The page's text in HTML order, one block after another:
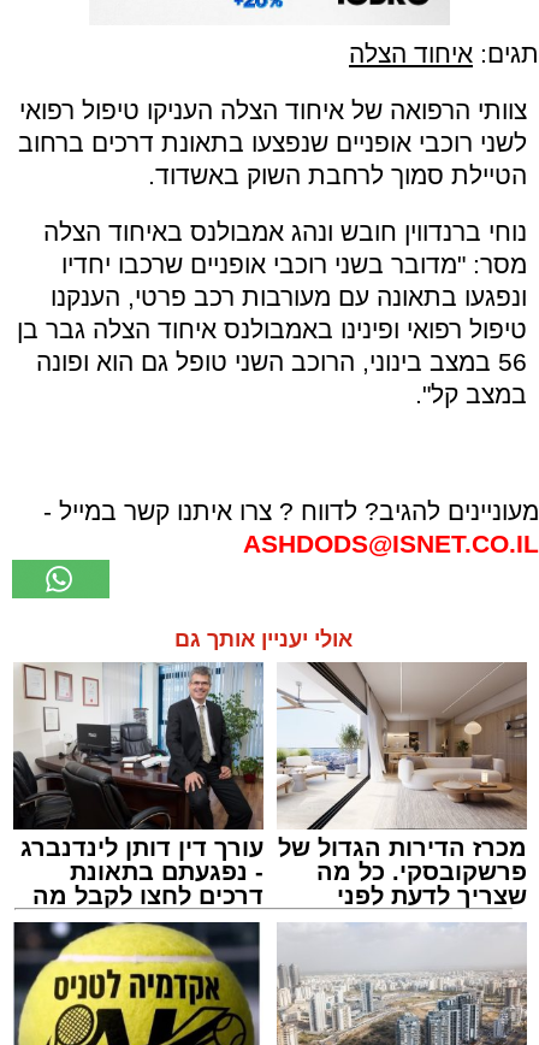
תגים: איחוד הצלה
צוותי הרפואה של איחוד הצלה העניקו טיפול רפואי
לשני רוכבי אופניים שנפצעו בתאונת דרכים ברחוב
הטיילת סמוך לרחבת השוק באשדוד.
נוחי ברנדווין חובש ונהג אמבולנס באיחוד הצלה
מסר: "מדובר בשני רוכבי אופניים שרכבו יחדיו
ונפגעו בתאונה עם מעורבות רכב פרטי, הענקנו
טיפול רפואי ופינינו באמבולנס איחוד הצלה גבר בן
56 במצב בינוני, הרוכב השני טופל גם הוא ופונה
במצב קל".
מעוניינים להגיב? לדווח ? צרו איתנו קשר במייל -
ASHDODS@ISNET.CO.IL
אולי יעניין אותך גם
מכרז הדירות הגדול של
פרשקובסקי. כל מה
שצריך לדעת לפני
שמגישים הצעה לדירה
עורך דין דותן לינדנברג
- נפגעתם בתאונת
דרכים לחצו לקבל מה
שמגיע לכם